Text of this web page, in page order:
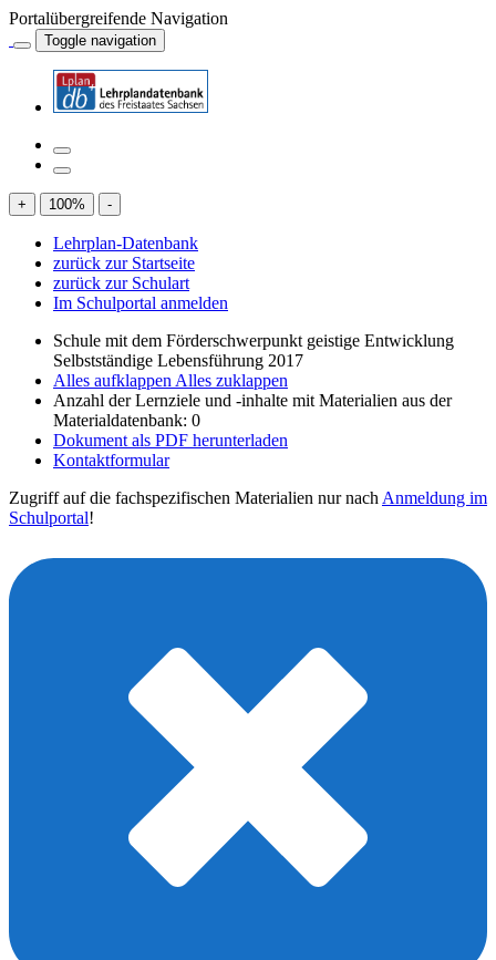
Portalübergreifende Navigation
Toggle navigation
+ 100% -
Lehrplan-Datenbank
zurück zur Startseite
zurück zur Schulart
Im Schulportal anmelden
Schule mit dem Förderschwerpunkt geistige Entwicklung
Selbstständige Lebensführung 2017
Alles aufklappen Alles zuklappen
Anzahl der Lernziele und -inhalte mit Materialien aus der
Materialdatenbank: 0
Dokument als PDF herunterladen
Kontaktformular
Zugriff auf die fachspezifischen Materialien nur nach Anmeldung im
Schulportal!